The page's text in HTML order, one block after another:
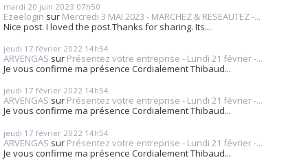
mardi 20 juin 2023 07h50
Ezeelogin sur Mercredi 3 MAI 2023 - MARCHEZ & RESEAUTEZ -...
Nice post. I loved the post.Thanks for sharing. Its...
jeudi 17 février 2022 14h54
ARVENGAS sur Présentez votre entreprise - Lundi 21 février -...
Je vous confirme ma présence Cordialement Thibaud...
jeudi 17 février 2022 14h54
ARVENGAS sur Présentez votre entreprise - Lundi 21 février -...
Je vous confirme ma présence Cordialement Thibaud...
jeudi 17 février 2022 14h54
ARVENGAS sur Présentez votre entreprise - Lundi 21 février -...
Je vous confirme ma présence Cordialement Thibaud...